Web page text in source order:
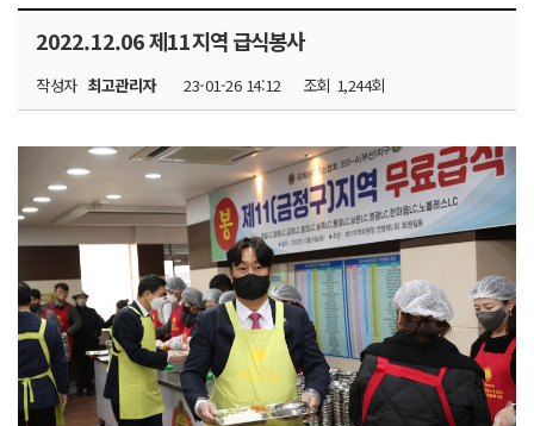
2022.12.06 제11지역 급식봉사
작성자 최고관리자 23-01-26 14:12 조회 1,244회